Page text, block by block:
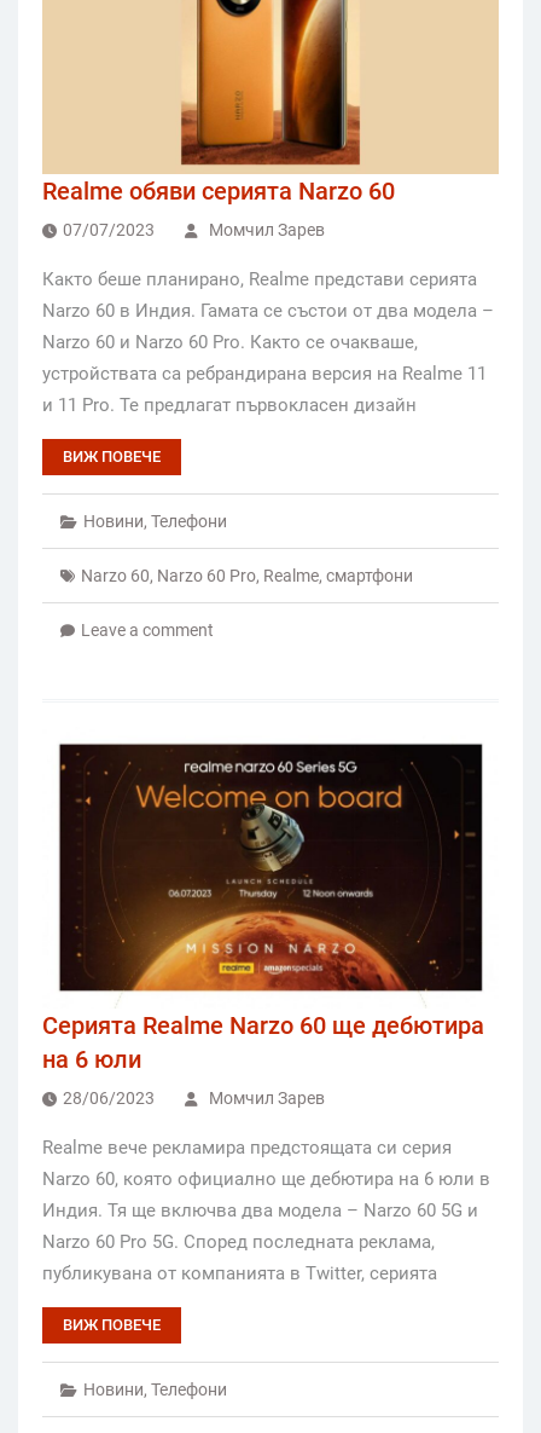
Realme обяви серията Narzo 60
07/07/2023 Момчил Зарев
Както беше планирано, Realme представи серията
Narzo 60 в Индия. Гамата се състои от два модела –
Narzo 60 и Narzo 60 Pro. Както се очакваше,
устройствата са ребрандирана версия на Realme 11
и 11 Pro. Те предлагат първокласен дизайн
ВИЖ ПОВЕЧЕ
Новини, Телефони
Narzo 60, Narzo 60 Pro, Realme, смартфони
Leave a comment
Серията Realme Narzo 60 ще дебютира
на 6 юли
28/06/2023 Момчил Зарев
Realme вече рекламира предстоящата си серия
Narzo 60, която официално ще дебютира на 6 юли в
Индия. Тя ще включва два модела – Narzo 60 5G и
Narzo 60 Pro 5G. Според последната реклама,
публикувана от компанията в Twitter, серията
ВИЖ ПОВЕЧЕ
Новини, Телефони